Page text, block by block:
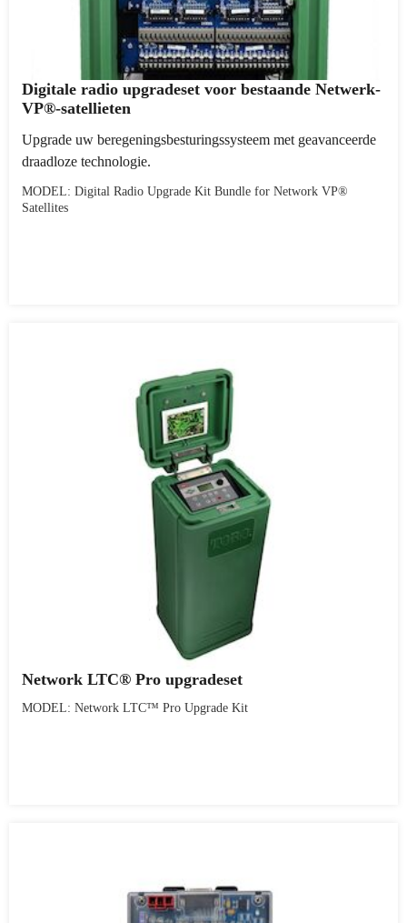
Digitale radio upgradeset voor bestaande Netwerk-
VP®-satellieten
Upgrade uw beregeningsbesturingssysteem met geavanceerde
draadloze technologie.
MODEL: Digital Radio Upgrade Kit Bundle for Network VP®
Satellites
Network LTC® Pro upgradeset
MODEL: Network LTC™ Pro Upgrade Kit